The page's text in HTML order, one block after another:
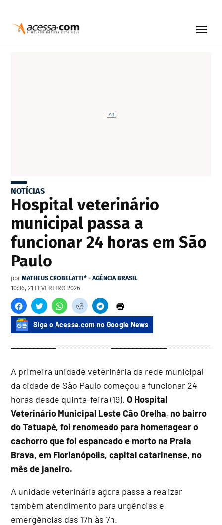
NOTÍCIAS
Hospital veterinário
municipal passa a
funcionar 24 horas em São
Paulo
por MATHEUS CROBELATTI* - AGÊNCIA BRASIL
10:36, 21 FEVEREIRO 2026
Siga o Acessa.com no Google News
A primeira unidade veterinária da rede municipal
da cidade de São Paulo começou a funcionar 24
horas desde quinta-feira (19).O Hospital
Veterinário Municipal Leste Cão Orelha, no bairro
do Tatuapé, foi renomeado para homenagear o
cachorro que foi espancado e morto na Praia
Brava, em Florianópolis, capital catarinense, no
mês de janeiro.
A unidade veterinária agora passa a realizar
também atendimento para urgências e
emergências das 17h às 7h.